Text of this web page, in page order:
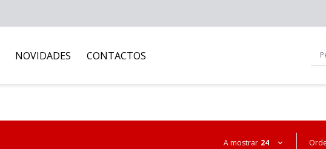
NOVIDADES CONTACTOS
A mostrar 24